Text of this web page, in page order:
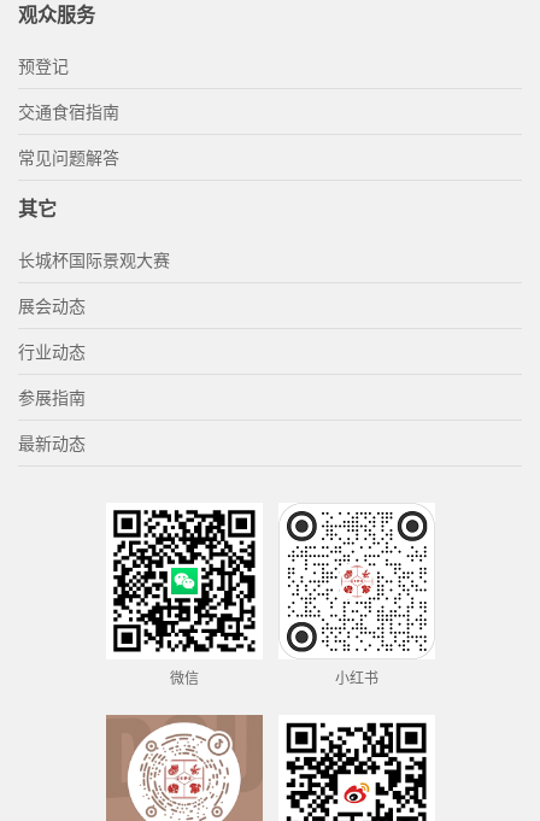
观众服务
预登记
交通食宿指南
常见问题解答
其它
长城杯国际景观大赛
展会动态
行业动态
参展指南
最新动态
微信 小红书